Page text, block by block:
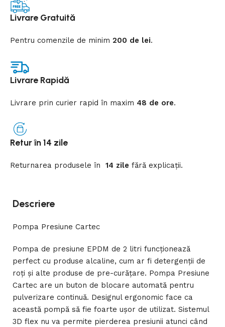
Livrare Gratuită
Pentru comenzile de minim200 de lei.
Livrare Rapidă
Livrare prin curier rapidîn maxim 48 de ore.
Retur în 14 zile
Returnarea produseleîn 14 zile fără explicații.
Descriere
Pompa Presiune Cartec
Pompa de presiune EPDM de 2 litri funcționează
perfect cu produse alcaline, cum ar fi detergenții de
roți și alte produse de pre-curățare. Pompa Presiune
Cartec are un buton de blocare automată pentru
pulverizare continuă. Designul ergonomic face ca
această pompă să fie foarte ușor de utilizat. Sistemul
3D flex nu va permite pierderea presiunii atunci când